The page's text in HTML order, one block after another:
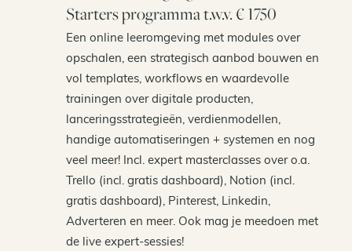
Starters programma t.w.v. € 1750
Een online leeromgeving met modules over
opschalen, een strategisch aanbod bouwen en
vol templates, workflows en waardevolle
trainingen over digitale producten,
lanceringsstrategieën, verdienmodellen,
handige automatiseringen + systemen en nog
veel meer! Incl. expert masterclasses over o.a.
Trello (incl. gratis dashboard), Notion (incl.
gratis dashboard), Pinterest, Linkedin,
Adverteren en meer. Ook mag je meedoen met
de live expert-sessies!